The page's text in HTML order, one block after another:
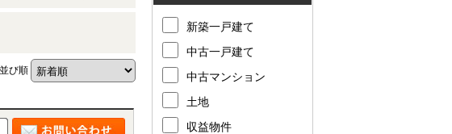
並び順
新築一戸建て
中古一戸建て
中古マンション
土地
収益物件